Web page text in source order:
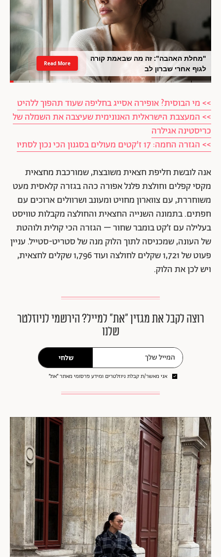
"מחלת האהבה": זה מה שבאמת קורה
לגוף אחרי שברון לב
Read More
>> מי הבוסית? אופירה אסייג בחליפה שעוד תהפוך ללהיט
>> המעצבת הישראלית האנונימית שעיצבה את השמלה של
כריסטינה אגילרה
>> הגזרה החמה: 17 ז'קטים מעולים בסגנון הכי נכון לסתיו
אנה לובשת חליפת חצאית משובצת, שמורכבת מחצאית
מקסי קפלים וחולצת פלנל אפורה כהה בגזרה קלאסית מעט
משוחררת, עם צווארון מחויט ומעונב ושרוולים ארוכים עם
חפתים. בתמונה השנייה החצאית והחולצה מקבלות טוויסט
בעלילה עם ז’קט בומבר שחור – הגזרה הכי קולית ולוהטת
של העונה, שמכניסה לתוך הלוק מנה של סטריט-סטייל. עניין
פעוט של 1,721 שקלים לחולצה ועוד 1,796 שקלים לחצאית,
ויש לכן את הלוק.
רוצה לקבל את מגזין ״את״ למייל? הירשמי לניוזלטר
שלנו
שלחי
אני מאשר/ת קבלת ניוזלטרים ומידע פרסומי מאתר ״את״